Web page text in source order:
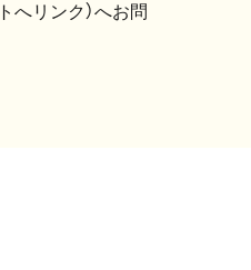
へリンク）へお問